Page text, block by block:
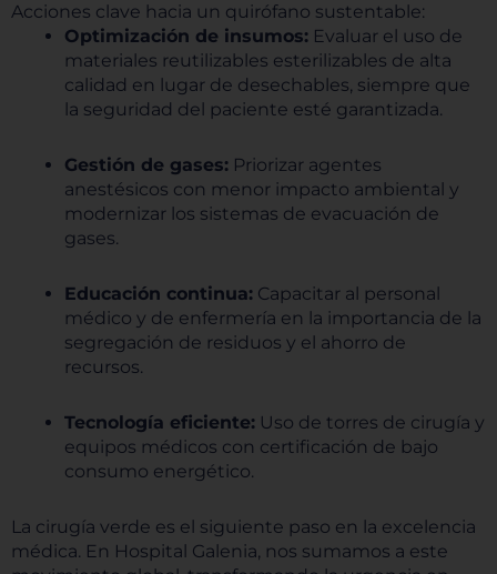
Acciones clave hacia un quirófano sustentable:
Optimización de insumos: Evaluar el uso de
materiales reutilizables esterilizables de alta
calidad en lugar de desechables, siempre que
la seguridad del paciente esté garantizada.
Gestión de gases: Priorizar agentes
anestésicos con menor impacto ambiental y
modernizar los sistemas de evacuación de
gases.
Educación continua: Capacitar al personal
médico y de enfermería en la importancia de la
segregación de residuos y el ahorro de
recursos.
Tecnología eficiente: Uso de torres de cirugía y
equipos médicos con certificación de bajo
consumo energético.
La cirugía verde es el siguiente paso en la excelencia
médica. En Hospital Galenia, nos sumamos a este